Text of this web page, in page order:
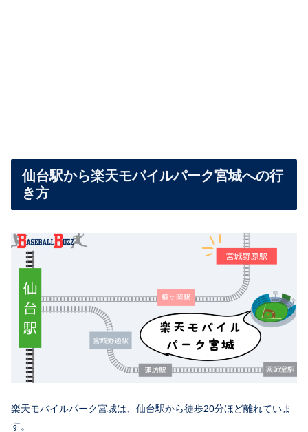
仙台駅から楽天モバイルパーク宮城への行
き方
楽天モバイルパーク宮城は、仙台駅から徒歩20分ほど離れていま
す。